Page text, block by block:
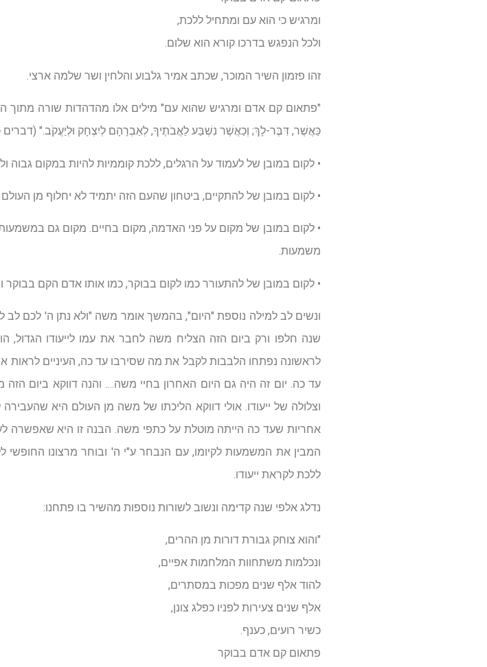
ומרגיש כי הוא עם ומתחיל ללכת,
ולכל הנפגש בדרכו קורא הוא שלום.
זהו פזמון השיר המוכר, שכתב אמיר גלבוע והלחין ושר שלמה ארצי.
"פתאום קם אדם ומרגיש שהוא עם" מילים אלו מהדהדות שורה מתוך
כַּאֲשֶׁר, דִּבֶּר-לָךְ; וְכַאֲשֶׁר נִשְׁבַּע לַאֲבֹתֶיךָ, לְאַבְרָהָם לְיִצְחָק וּלְיַעֲקֹב."
• לקום במובן של לעמוד על הרגלים, ללכת קוממיות להיות במקום גבוה
• לקום במובן של להתקיים, ביטחון שהעם הזה יתמיד לא יחלוף מן
• לקום במובן של מקום על פני האדמה, מקום בחיים. מקום גם במשמעות
משמעות.
• לקום במובן של להתעורר כמו לקום בבוקר, כמו אותו אדם הקם בבוקר
ונשים לב למילה נוספת "היום", בהמשך אומר משה "ולא נתן ה' לכם לב
שנה חלפו ורק ביום הזה הצליח משה לחבר את עמו לייעודו
לראשונה נפתחו הלבבות לקבל את מה שסירבו עד כה, העיניים
עד כה. יום זה היה גם היום האחרון בחיי משה…. והנה דווקא ביום
וצלולה של ייעודו. אולי דווקא הליכתו של משה מן העולם היא
אחריות שעד כה הייתה מוטלת על כתפי משה. הבנה זו היא שאפשרה
המבין את המשמעות לקיומו, עם הנבחר ע"י ה' ובוחר מרצונו החופשי
ללכת לקראת ייעודו.
נדלג אלפי שנה קדימה ונשוב לשורות נוספות מהשיר בו פתחנו:
"והוא צוחק גבורת דורות מן ההרים,
ונכלמות משתחוות המלחמות אפיים,
להוד אלף שנים מפכות במסתרים,
אלף שנים צעירות לפניו כפלג צונן,
כשיר רועים, כענף.
פתאום קם אדם בבוקר